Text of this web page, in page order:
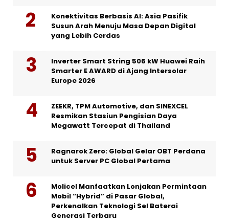
Konektivitas Berbasis AI: Asia Pasifik
Susun Arah Menuju Masa Depan Digital
yang Lebih Cerdas
Inverter Smart String 506 kW Huawei Raih
Smarter E AWARD di Ajang Intersolar
Europe 2026
ZEEKR, TPM Automotive, dan SINEXCEL
Resmikan Stasiun Pengisian Daya
Megawatt Tercepat di Thailand
Ragnarok Zero: Global Gelar OBT Perdana
untuk Server PC Global Pertama
Molicel Manfaatkan Lonjakan Permintaan
Mobil “Hybrid” di Pasar Global,
Perkenalkan Teknologi Sel Baterai
Generasi Terbaru